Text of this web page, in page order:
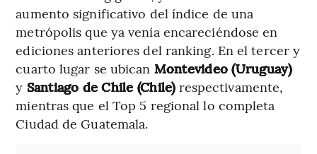
aumento significativo del índice de una
metrópolis que ya venía encareciéndose en
ediciones anteriores del ranking. En el tercer y
cuarto lugar se ubican Montevideo (Uruguay)
y Santiago de Chile (Chile)respectivamente,
mientras que el Top 5 regional lo completa
Ciudad de Guatemala.